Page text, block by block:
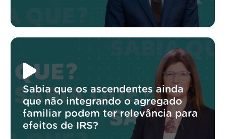
Sabia que os ascendentes ainda
que não integrando o agregado
familiar podem ter relevância para
efeitos de IRS?